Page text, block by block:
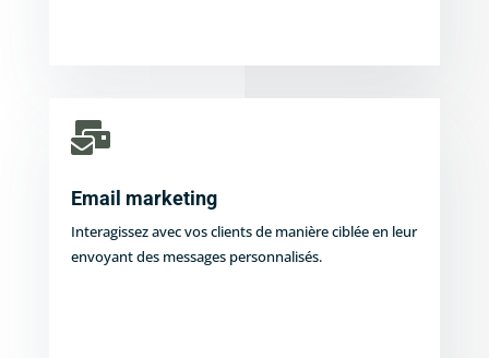

Email marketing
Interagissez avec vos clients de manière ciblée en leur
envoyant des messages personnalisés.